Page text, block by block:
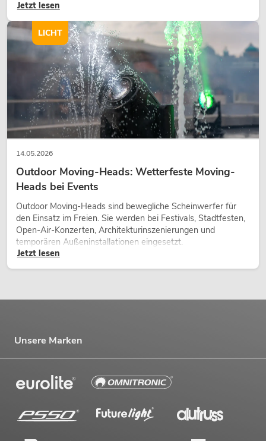
Gestaltungsmittel: Es schafft Atmosphäre, gibt Szenen
wirken lassen.
Jetzt lesen
14.05.2026
Outdoor Moving-Heads: Wetterfeste Moving-
Heads bei Events
Outdoor Moving-Heads sind bewegliche Scheinwerfer für
den Einsatz im Freien. Sie werden bei Festivals, Stadtfesten,
Open-Air-Konzerten, Architekturinszenierungen und
temporären Außeninstallationen eingesetzt.
Jetzt lesen
LICHT
Unsere Marken